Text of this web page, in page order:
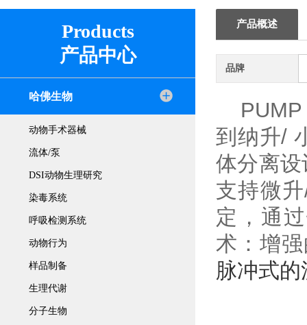
Products
产品中心
哈佛生物
动物手术器械
流体/泵
DSI动物生理研究
染毒系统
呼吸检测系统
动物行为
样品制备
生理代谢
分子生物
产品概述
品牌
到纳升/
体分离
支持微
定，通
术：增
脉冲式